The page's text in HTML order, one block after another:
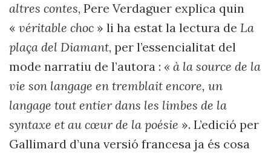
altres contes, Pere Verdaguer explica quin
« véritable choc » li ha estat la lectura de La
plaça del Diamant, per l’essencialitat del
mode narratiu de l’autora : « à la source de la
vie son langage en tremblait encore, un
langage tout entier dans les limbes de la
syntaxe et au cœur de la poésie ». L’edició per
Gallimard d’una versió francesa ja és cosa